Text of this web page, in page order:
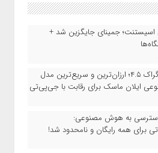
اسیستنت؛ جمینای جایگزین شد +
رونمایی از گراک ۴.۵؛ ارزان‌ترین و سریع‌ترین مدل
ایلان ماسک برای رقابت با جی‌پی‌تی
دسترسی به هوش مصنوعی:
همه رایگان و نامحدود شد!